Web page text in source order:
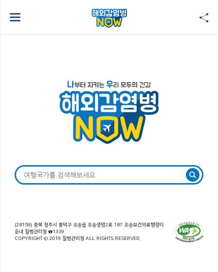
(28159) 충북 청주시 흥덕구 오송읍 오송생명2로 187 오송보건의료행정타
운내 질병관리청 ☎1339
COPYRIGHT © 2019 질병관리청 ALL RIGHTS RESERVED.